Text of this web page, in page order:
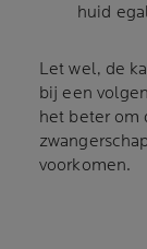
huid
Let wel, de
bij een
het beter om
voorkomen.